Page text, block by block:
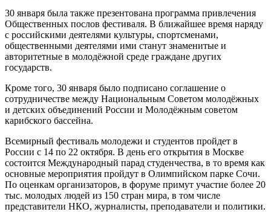
30 января была также презентована программа привлечения
Общественных послов фестиваля. В ближайшее время наряду
с российскими деятелями культуры, спортсменами,
общественными деятелями ими станут знаменитые и
авторитетные в молодёжной среде граждане других
государств.
Кроме того, 30 января было подписано соглашение о
сотрудничестве между Национальным Советом молодёжных
и детских объединений России и Молодёжным советом
карибского бассейна.
Всемирный фестиваль молодежи и студентов пройдет в
России с 14 по 22 октября. В день его открытия в Москве
состоится Международный парад студенчества, в то время как
основные мероприятия пройдут в Олимпийском парке Сочи.
По оценкам организаторов, в форуме примут участие более 20
тыс. молодых людей из 150 стран мира, в том числе
представители НКО, журналисты, преподаватели и политики.